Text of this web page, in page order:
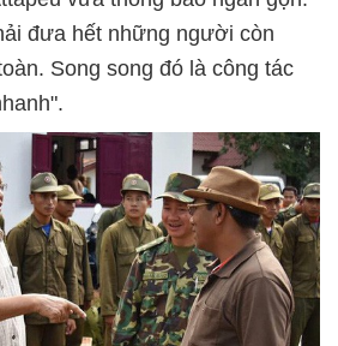
đưa hết những người còn
Song song đó là công tác